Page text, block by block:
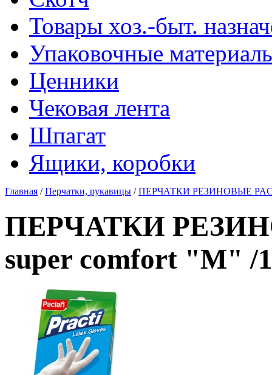
Товары хоз.-быт.
Упаковочные
Ценники
Чековая лента
Шпагат
Ящики, коробки
Главная /Перчатки, рукавицы /ПЕРЧАТКИ РЕЗИНОВЫЕ
ПЕРЧАТКИ
super comfort "М" /